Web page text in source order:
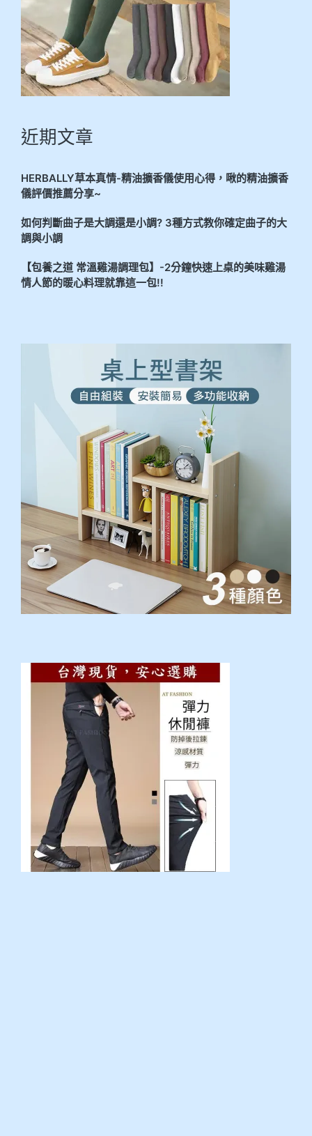
近期文章
HERBALLY草本真情-精油擴香儀使用心得，啾的精油擴香
儀評價推薦分享~
如何判斷曲子是大調還是小調? 3種方式教你確定曲子的大
調與小調
【包養之道 常溫雞湯調理包】-2分鐘快速上桌的美味雞湯
情人節的暖心料理就靠這一包!!